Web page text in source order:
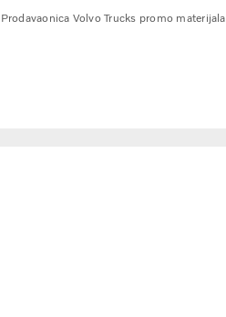
Prodavaonica Volvo Trucks promo materijala